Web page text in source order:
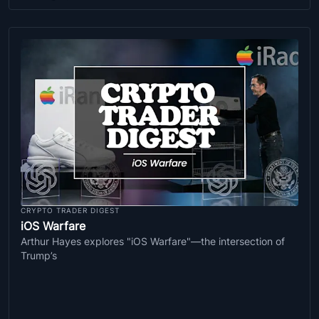
CRYPTO TRADER DIGEST
iOS Warfare
Arthur Hayes explores "iOS Warfare"—the intersection of
Trump’s